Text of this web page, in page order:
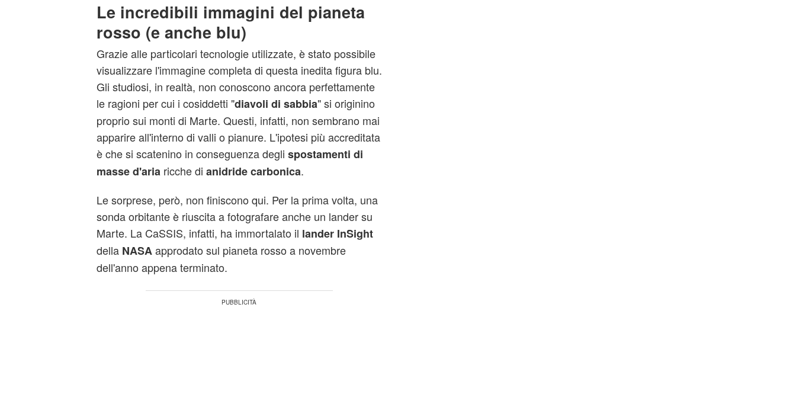
Le incredibili immagini del pianeta
rosso (e anche blu)
Grazie alle particolari tecnologie utilizzate, è stato possibile
visualizzare l'immagine completa di questa inedita figura blu.
Gli studiosi, in realtà, non conoscono ancora perfettamente
le ragioni per cui i cosiddetti "diavoli di sabbia" si originino
proprio sui monti di Marte. Questi, infatti, non sembrano mai
apparire all'interno di valli o pianure. L'ipotesi più accreditata
è che si scatenino in conseguenza degli spostamenti di
masse d'aria ricche di anidride carbonica.
Le sorprese, però, non finiscono qui. Per la prima volta, una
sonda orbitante è riuscita a fotografare anche un lander su
Marte. La CaSSIS, infatti, ha immortalato il lander InSight
dellaNASAapprodato sul pianeta rosso a novembre
dell'anno appena terminato.